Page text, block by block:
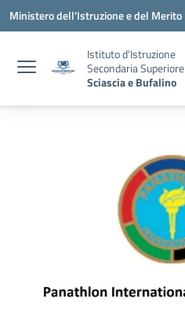
Vai ai contenuti
Vai al menu di navigazione
Vai al footer
Ministero dell'Istruzione e del Merito
Istituto d'Istruzione
Secondaria Superiore
Sciascia e Bufalino